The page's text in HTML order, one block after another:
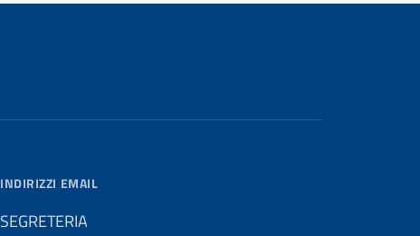
INDIRIZZI EMAIL
SEGRETERIA